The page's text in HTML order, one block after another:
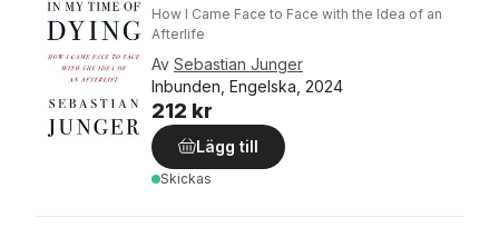
How I Came Face to Face with the Idea of an
Afterlife
Av Sebastian Junger
Inbunden, Engelska, 2024
212 kr
Lägg till
Skickas